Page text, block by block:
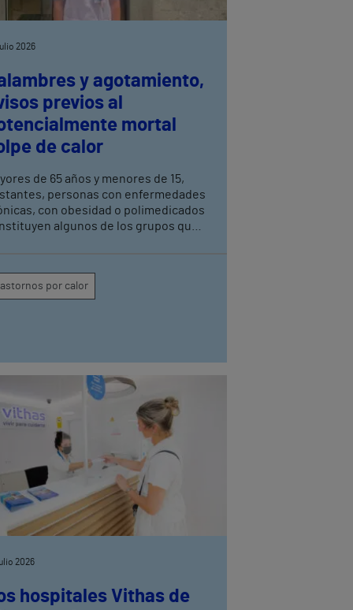
2026
y agotamiento,
previos al
mortal
de calor
de 65 años y menores de 15,
personas con enfermedades
con obesidad o polimedicados
algunos de los grupos que
del Hospital Vithas Las
Palmas
por calor
2026
hospitales Vithas de